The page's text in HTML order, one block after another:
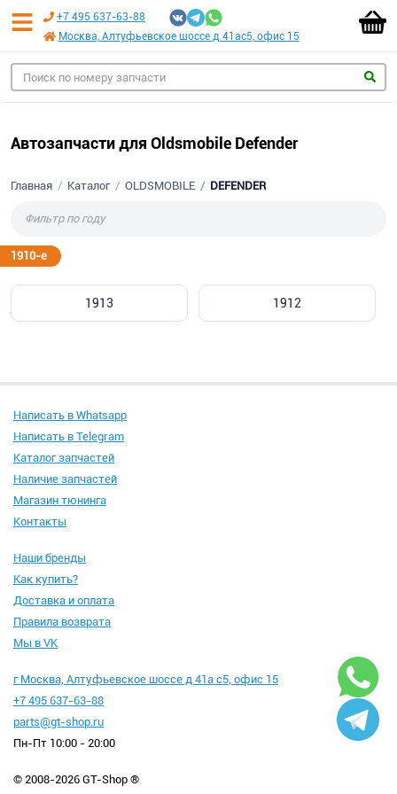
+7 495 637-63-88
Москва, Алтуфьевское шоссе д 41ас5, офис 15
Автозапчасти для Oldsmobile Defender
Главная Каталог OLDSMOBILE DEFENDER
1910-е
1913 1912
Написать в Whatsapp
Написать в Telegram
Каталог запчастей
Наличие запчастей
Магазин тюнинга
Контакты
Наши бренды
Как купить?
Доставка и оплата
Правила возврата
Мы в VK
г Москва, Алтуфьевское шоссе д 41а с5, офис 15
+7 495 637-63-88
parts@gt-shop.ru
Пн-Пт 10:00 - 20:00
© 2008-2026 GT-Shop ®